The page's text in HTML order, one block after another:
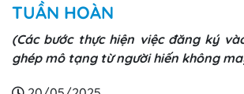
TUẦN HOÀN
(Các bước thực hiện việc đăng ký
ghép mô tạng từ người hiến không